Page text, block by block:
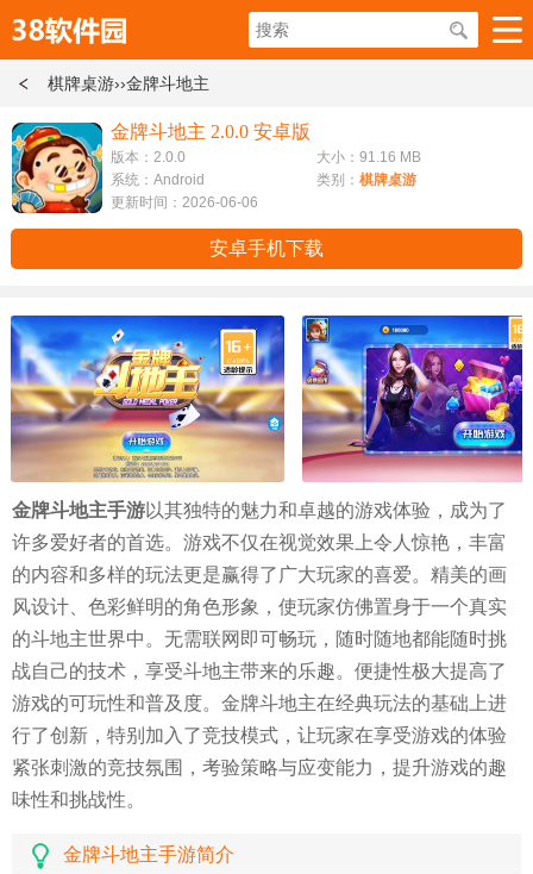
棋牌桌游››金牌斗地主
金牌斗地主 2.0.0 安卓版
版本：2.0.0
大小：91.16 MB
系统：Android
类别： 棋牌桌游
更新时间：2026-06-06
安卓手机下载
金牌斗地主手游以其独特的魅力和卓越的游戏体验，成为了
许多爱好者的首选。游戏不仅在视觉效果上令人惊艳，丰富
的内容和多样的玩法更是赢得了广大玩家的喜爱。精美的画
风设计、色彩鲜明的角色形象，使玩家仿佛置身于一个真实
的斗地主世界中。无需联网即可畅玩，随时随地都能随时挑
战自己的技术，享受斗地主带来的乐趣。便捷性极大提高了
游戏的可玩性和普及度。金牌斗地主在经典玩法的基础上进
行了创新，特别加入了竞技模式，让玩家在享受游戏的体验
紧张刺激的竞技氛围，考验策略与应变能力，提升游戏的趣
味性和挑战性。
金牌斗地主手游简介